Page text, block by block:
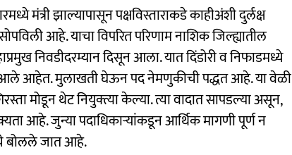
मंत्री झाल्यापासून पक्षविस्ताराकडे काहीअंशी दुर्लक्ष
आहे. याचा विपरित परिणाम नाशिक जिल्ह्यातील
निवडीदरम्यान दिसून आला. यात दिंडोरी व निफाडमध्ये
आले आहेत. मुलाखती घेऊन पद नेमणुकीची पद्धत आहे. या वेळी
मोडून थेट नियुक्त्या केल्या. त्या वादात सापडल्या असून,
आहे. जुन्या पदाधिकाऱ्यांकडून आर्थिक मागणी पूर्ण न
बोलले जात आहे.